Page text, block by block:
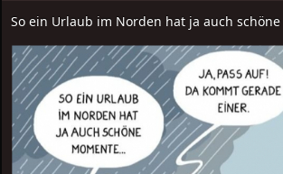
So ein Urlaub im Norden hat ja auch